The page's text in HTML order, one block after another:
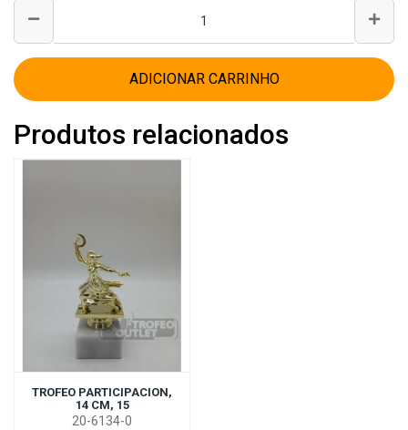
ADICIONAR CARRINHO
Produtos relacionados
TROFEO PARTICIPACION,
14 CM, 15
20-6134-0